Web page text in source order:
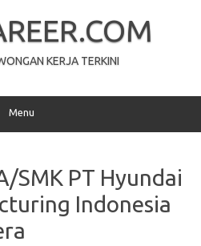
KERJA TERKINI
Menu
SMK PT Hyundai
Indonesia